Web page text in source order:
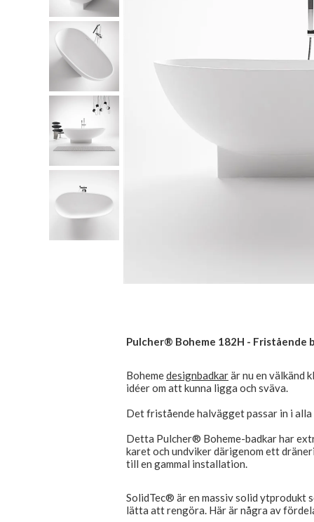
Pulcher® Boheme 182H - Fristående
Bohemedesignbadkarär nu en välkänd
idéer om att kunna ligga och sväva.
Det fristående halvägget passar in i alla
Detta Pulcher® Boheme-badkar har
karet och undviker därigenom ett
till en gammal installation.
SolidTec® är en massiv solid ytprodukt
lätta att rengöra. Här är några av